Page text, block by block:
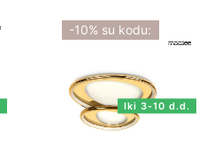
-10% su kodu:
Iki 3-10 d.d.